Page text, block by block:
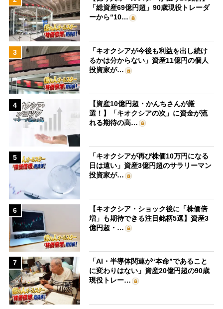
「総資産69億円超」90歳現役トレーダ
ーから“10…
3
「キオクシアが今後も利益を出し続け
るかは分からない」資産11億円の個人
投資家が…
4
【資産10億円超・かんちさんが厳
選！】「キオクシアの次」に資金が流
れる期待の高…
5
「キオクシアが再び株価10万円になる
日は遠い」資産3億円超のサラリーマン
投資家が…
6
【キオクシア・ショック後に「株価倍
増」も期待できる注目銘柄5選】資産3
億円超・…
7
「AI・半導体関連が“本命”であること
に変わりはない」資産20億円超の90歳
現役トレー…